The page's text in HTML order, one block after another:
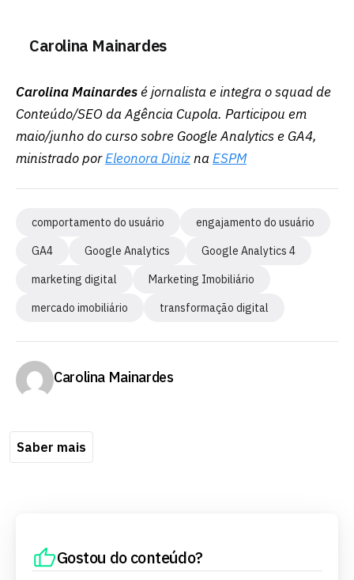
Carolina Mainardes
Carolina Mainardesé jornalista e integra o squad de
Conteúdo/SEO da Agência Cupola. Participou em
maio/junho do curso sobre Google Analytics e GA4,
ministrado porEleonora Dinizna ESPM
comportamento do usuário
engajamento do usuário
GA4
Google Analytics
Google Analytics 4
marketing digital
Marketing Imobiliário
mercado imobiliário
transformação digital
Carolina Mainardes
Saber mais
Gostou do conteúdo?